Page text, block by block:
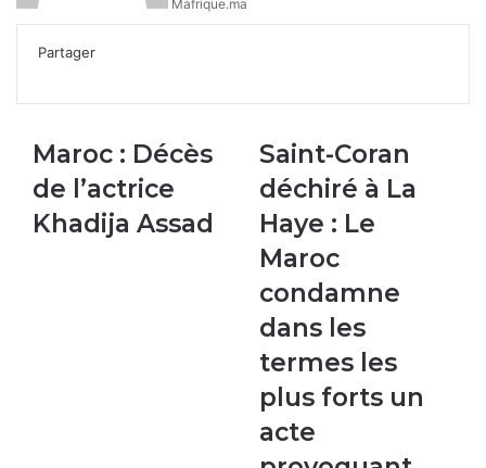
Mafrique.ma
Partager
Maroc :
de
l’actrice
Khadija
Maroc : Décès
de l’actrice
Khadija Assad
Saint-
déchiré
à
La
Haye
Le
Maroc
condamne
dans
les
termes
les
Saint-Coran
déchiré à La
Haye : Le
Maroc
condamne
dans les
termes les
plus forts un
acte